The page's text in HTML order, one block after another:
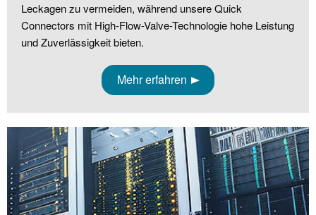
Leckagen zu vermeiden, während unsere Quick
Connectors mit High-Flow-Valve-Technologie hohe Leistung
und Zuverlässigkeit bieten.
Mehr erfahren